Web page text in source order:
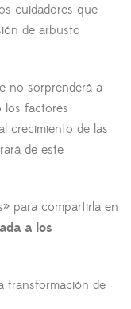
cuidadores que
de arbusto
no sorprenderá a
los factores
crecimiento de las
de este
para compartirla en
a los
transformación de